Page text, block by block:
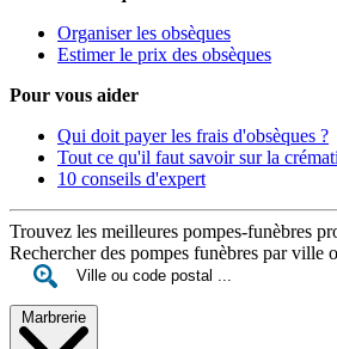
Organiser les obsèques
Estimer le prix des obsèques
Pour vous aider
Qui doit payer les frais d'obsèques ?
Tout ce qu'il faut savoir sur la
10 conseils d'expert
Trouvez les meilleures pompes-funèbres
Rechercher des pompes funèbres par ville
Marbrerie